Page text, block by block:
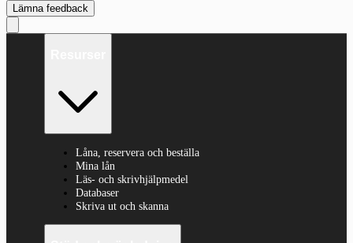
Lämna feedback
Låna, reservera och beställa
Mina lån
Läs- och skrivhjälpmedel
Databaser
Skriva ut och skanna